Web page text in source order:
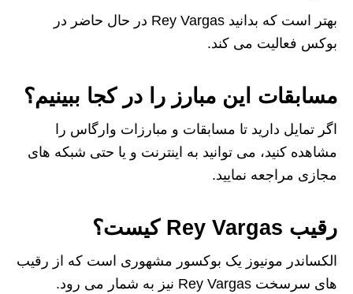
بهتر است که بدانید Rey Vargas در حال حاضر در
بوکس فعالیت می کند.
مسابقات این مبارز را در کجا ببینیم؟
اگر تمایل دارید تا مسابقات و مبارزات وارگاس را
مشاهده کنید، می‌ توانید به اینترنت و یا حتی شبکه‌ های
مجازی مراجعه نمایید.
رقیب Rey Vargas کیست؟
الکساندر مونیوز یک بوکسور مشهوری است که از رقیب
های سرسخت Rey Vargas نیز به شمار می رود.